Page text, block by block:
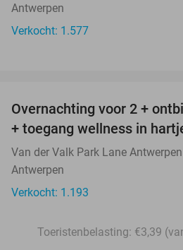
Antwerpen
Verkocht: 1.577
Overnachting voor 2 +
+ toegang wellness in
Van der Valk Park Lane Antwerpen
Antwerpen
Verkocht: 1.193
Toeristenbelasting: €3,39